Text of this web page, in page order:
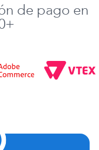
de pago en